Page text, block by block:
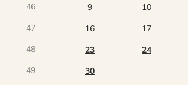
46
9 10
47
16 17
48
23 24
49
30